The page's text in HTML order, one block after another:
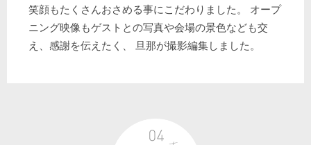
笑顔もたくさんおさめる事にこだわりました。 オープ
ニング映像もゲストとの写真や会場の景色なども交
え、感謝を伝えたく、 旦那が撮影編集しました。